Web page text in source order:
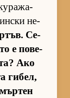
не­
Се­
е по­ве­
Ако
ги­бел,